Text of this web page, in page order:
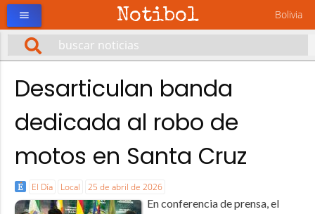
Notibol Bolivia
menu
Desarticulan banda
dedicada al robo de
motos en Santa Cruz
El Día Local 25 de abril de 2026
En conferencia de prensa, el